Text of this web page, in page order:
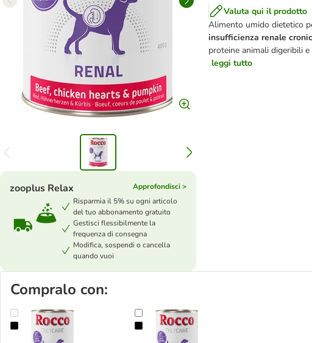
Valuta qui il prodotto
Alimento umido dietetico
insufficienza renale
proteine animali digeribili e
leggi tutto
zooplus Relax
Approfondisci >
Risparmia il 5% su ogni articolo
del tuo abbonamento gratuito
Gestisci flessibilmente la
frequenza di consegna
Modifica, sospendi o cancella
quando vuoi
Compralo con:
Rocco Diet Care Renal Manzo con Cuori di Pollo & Zucca 400 g umido cane
Rocco Diet Care Renal Pollo con Patate dolci